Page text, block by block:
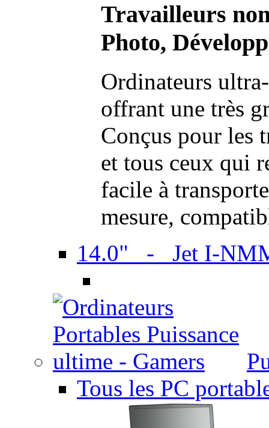
Travailleurs
Photo,
Ordinateurs
offrant une très
Conçus pour les
et tous ceux qui
facile à
mesure,
14.0" - Jet I-
Tous les PC